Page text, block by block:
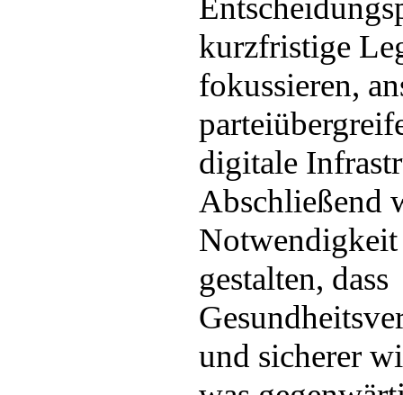
kurzfristige
fokussieren,
digitale
Abschließend
Notwendigkeit
gestalten, dass
und sicherer